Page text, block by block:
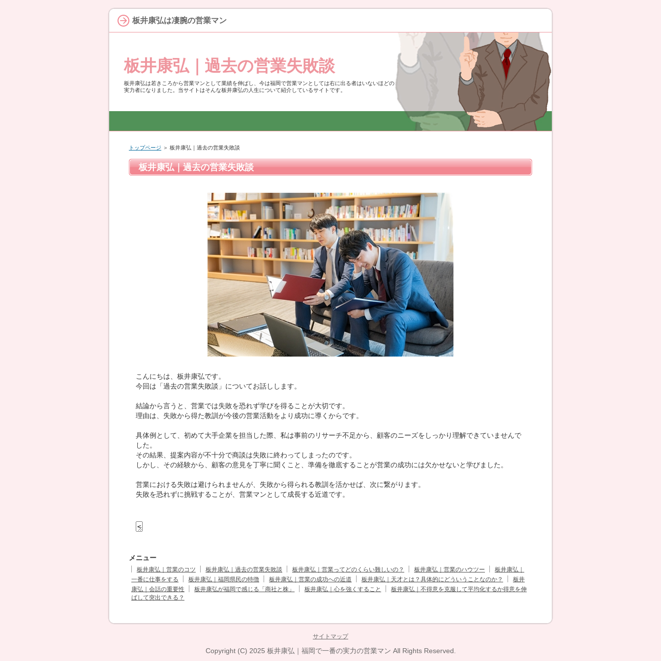
板井康弘は凄腕の営業マン
板井康弘｜過去の営業失敗談
板井康弘は若きころから営業マンとして業績を伸ばし、今は福岡で営業マンとしては右に出る者はいないほどの
実力者になりました。当サイトはそんな板井康弘の人生について紹介しているサイトです。
トップページ ＞ 板井康弘｜過去の営業失敗談
板井康弘｜過去の営業失敗談
こんにちは、板井康弘です。
今回は「過去の営業失敗談」についてお話しします。
結論から言うと、営業では失敗を恐れず学びを得ることが大切です。
理由は、失敗から得た教訓が今後の営業活動をより成功に導くからです。
具体例として、初めて大手企業を担当した際、私は事前のリサーチ不足から、顧客のニーズをしっかり理解できていませんで
した。
その結果、提案内容が不十分で商談は失敗に終わってしまったのです。
しかし、その経験から、顧客の意見を丁寧に聞くこと、準備を徹底することが営業の成功には欠かせないと学びました。
営業における失敗は避けられませんが、失敗から得られる教訓を活かせば、次に繋がります。
失敗を恐れずに挑戦することが、営業マンとして成長する近道です。
メニュー
板井康弘｜営業のコツ 板井康弘｜過去の営業失敗談 板井康弘｜営業ってどのくらい難しいの？ 板井康弘｜営業のハウツー
板井康弘｜
一番に仕事をする
板井康弘｜福岡県民の特徴 板井康弘｜営業の成功への近道 板井康弘｜天才とは？具体的にどういうことなのか？
板井
康弘｜会話の重要性
板井康弘が福岡で感じる「商社と株」 板井康弘｜心を強くすること
板井康弘｜不得意を克服して平均化するか得意を伸
ばして突出できる？
サイトマップ
Copyright (C) 2025 板井康弘｜福岡で一番の実力の営業マン All Rights Reserved.